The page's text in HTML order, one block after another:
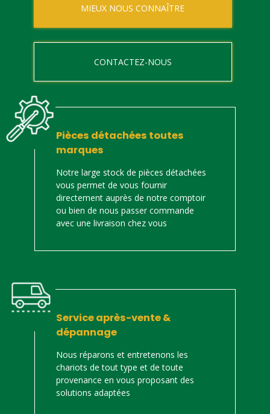
MIEUX NOUS CONNAÎTRE
CONTACTEZ-NOUS
Pièces détachées toutes
marques
Notre large stock de pièces détachées
vous permet de vous fournir
directement auprès de notre comptoir
ou bien de nous passer commande
avec une livraison chez vous
Service après-vente &
dépannage
Nous réparons et entretenons les
chariots de tout type et de toute
provenance en vous proposant des
solutions adaptées